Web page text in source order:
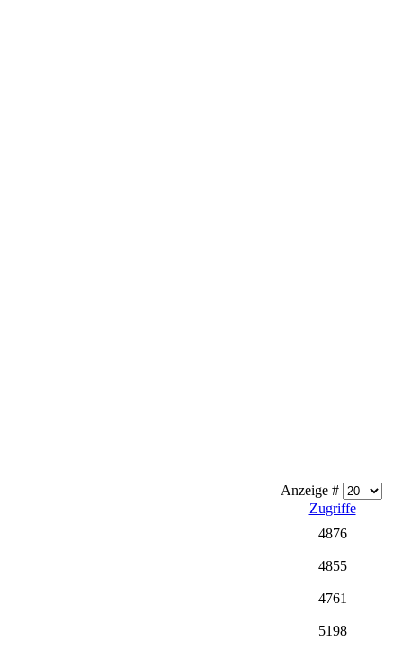
Anzeige #
Zugriffe
4876
4855
4761
5198